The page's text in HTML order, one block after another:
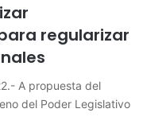
regularizar
A propuesta del
del Poder Legislativo